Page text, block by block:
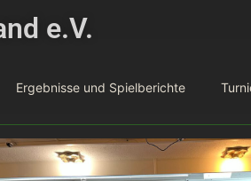
e.V.
Ergebnisse und Spielberichte